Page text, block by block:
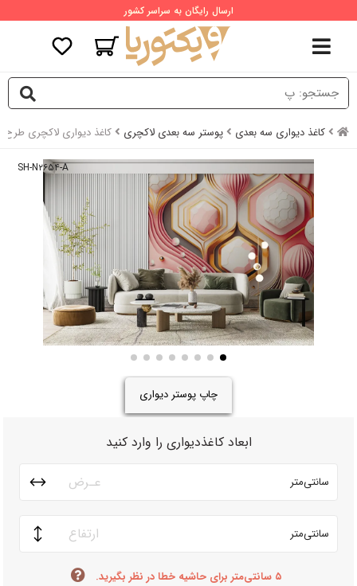
ارسال رایگان به سراسر کشور
کاغذ دیواری سه بعدی پوستر سه بعدی لاکچری کاغذ دیواری لاکچری
SH-N۲۶۵۴-A
چاپ پوستر دیواری
ابعاد کاغذدیواری را وارد کنید
سانتی‌متر
سانتی‌متر
۵ سانتی‌متر برای حاشیه خطا در نظر بگیرید.